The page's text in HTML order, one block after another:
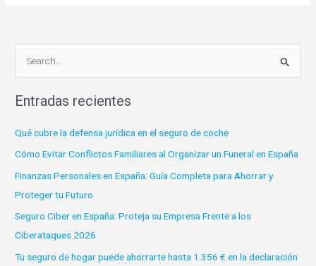
s
a
r
p
o
r
:
Entradas recientes
Qué cubre la defensa jurídica en el seguro de coche
Cómo Evitar Conflictos Familiares al Organizar un Funeral en España
Finanzas Personales en España: Guía Completa para Ahorrar y
Proteger tu Futuro
Seguro Ciber en España: Proteja su Empresa Frente a los
Ciberataques 2026
Tu seguro de hogar puede ahorrarte hasta 1.356 € en la declaración